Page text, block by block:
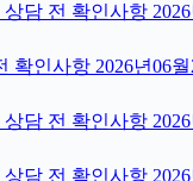
담 전 확인사항 2026
확인사항 2026년06월
담 전 확인사항 2026
담 전 확인사항 2026